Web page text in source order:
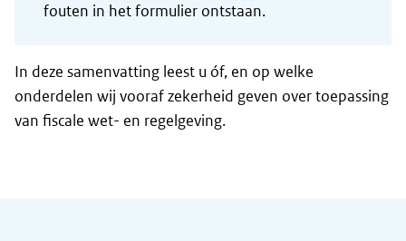
fouten in het formulier ontstaan.
In deze samenvatting leest u óf, en op welke
onderdelen wij vooraf zekerheid geven over toepassing
van fiscale wet- en regelgeving.